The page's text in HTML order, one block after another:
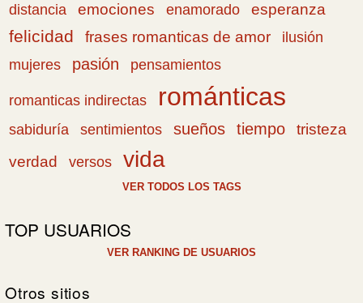
distancia emociones enamorado esperanza
felicidad frases romanticas de amor
ilusión
mujeres
pasión pensamientos
romanticas indirectas románticas
sabiduría sentimientos sueños tiempo
tristeza
verdad
versos vida
VER TODOS LOS TAGS
TOP USUARIOS
VER RANKING DE USUARIOS
Otros sitios